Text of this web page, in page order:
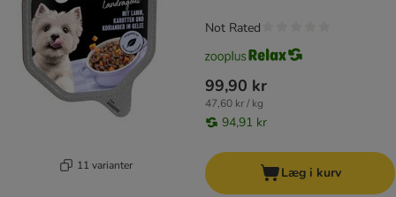
11 varianter
99,90 kr
47,60 kr / kg
94,91 kr
Not Rated
Læg i kurv